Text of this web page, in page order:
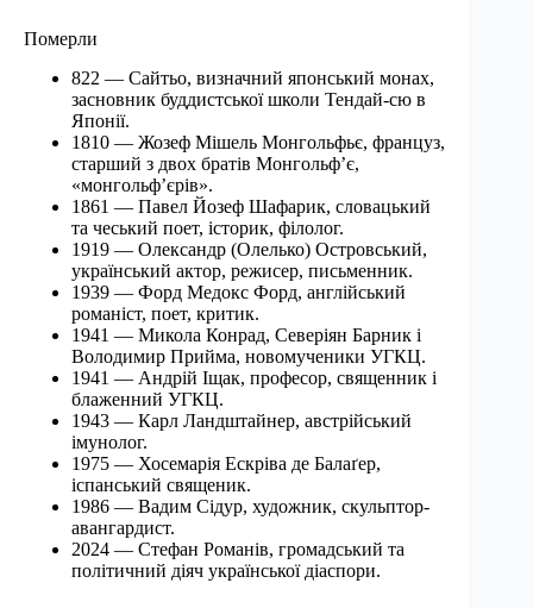
Померли
822 — Сайтьо, визначний японський монах,
засновник буддистської школи Тендай-сю в
Японії.
1810 — Жозеф Мішель Монгольфьє, француз,
старший з двох братів Монгольф’є,
«монгольф’єрів».
1861 — Павел Йозеф Шафарик, словацький
та чеський поет, історик, філолог.
1919 — Олександр (Олелько) Островський,
український актор, режисер, письменник.
1939 — Форд Медокс Форд, англійський
романіст, поет, критик.
1941 — Микола Конрад, Северіян Барник і
Володимир Прийма, новомученики УГКЦ.
1941 — Андрій Іщак, професор, священник і
блаженний УГКЦ.
1943 — Карл Ландштайнер, австрійський
імунолог.
1975 — Хосемарія Ескріва де Балаґер,
іспанський священик.
1986 — Вадим Сідур, художник, скульптор-
авангардист.
2024 — Стефан Романів, громадський та
політичний діяч української діаспори.